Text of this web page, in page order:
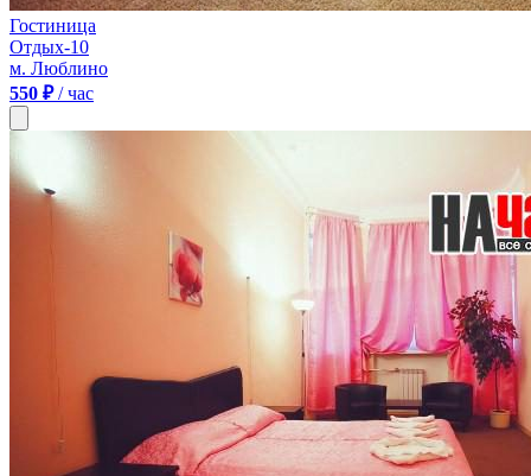
Гостиница
Отдых-10
м. Люблино
550 ₽/ час